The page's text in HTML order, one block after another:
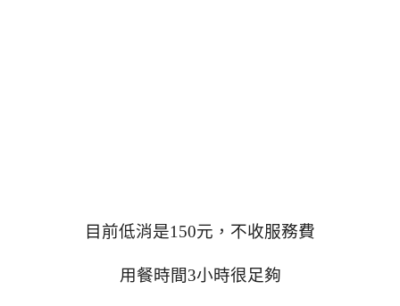
目前低消是150元，不收服務費
用餐時間3小時很足夠